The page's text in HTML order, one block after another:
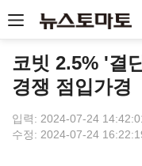
코빗 2.5% '결
경쟁 점입가경
입력: 2024-07-24
수정: 2024-07-24